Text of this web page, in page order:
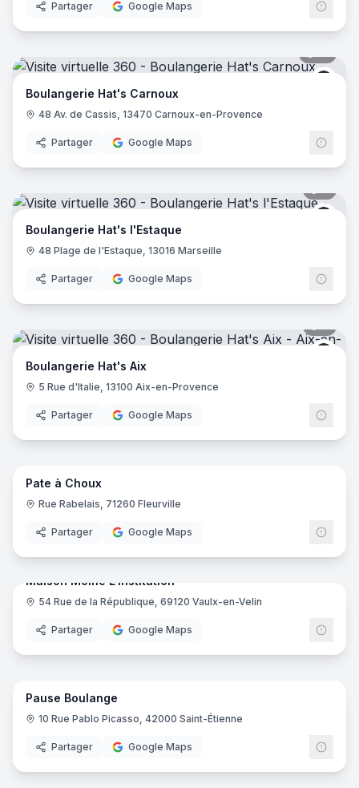
Partager Google Maps
Boulangerie Hat's Carnoux
48 Av. de Cassis, 13470 Carnoux-en-Provence
Partager Google Maps
Boulangerie Hat's l'Estaque
48 Plage de l'Estaque, 13016 Marseille
Partager Google Maps
Boulangerie Hat's Aix
5 Rue d'Italie, 13100 Aix-en-Provence
Partager Google Maps
17
Pate à Choux
Rue Rabelais, 71260 Fleurville
Partager Google Maps
Maison Moine L'Institution
54 Rue de la République, 69120 Vaulx-en-Velin
Partager Google Maps
8
Pause Boulange
10 Rue Pablo Picasso, 42000 Saint-Étienne
Partager Google Maps
10